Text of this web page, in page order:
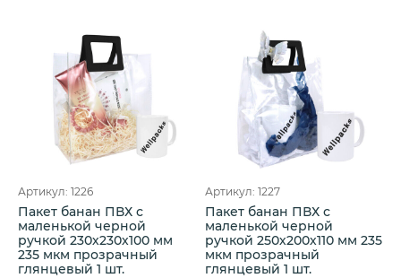
Артикул: 1226
Пакет банан ПВХ с
маленькой черной
ручкой 230х230х100 мм
235 мкм прозрачный
глянцевый 1 шт.
Артикул: 1227
Пакет банан ПВХ с
маленькой черной
ручкой 250х200х110 мм 235
мкм прозрачный
глянцевый 1 шт.